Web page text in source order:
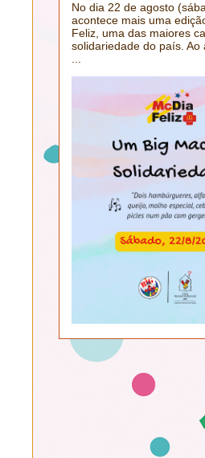
No dia 22 de agosto
acontece mais uma
Feliz, uma das maiores
solidariedade do país. Ao
...